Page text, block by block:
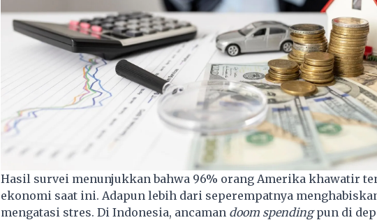
Hasil survei menunjukkan bahwa 96% orang Amerika khawatir
ekonomi saat ini. Adapun lebih dari seperempatnya
mengatasi stres. Di Indonesia, ancaman doom spendingpun di